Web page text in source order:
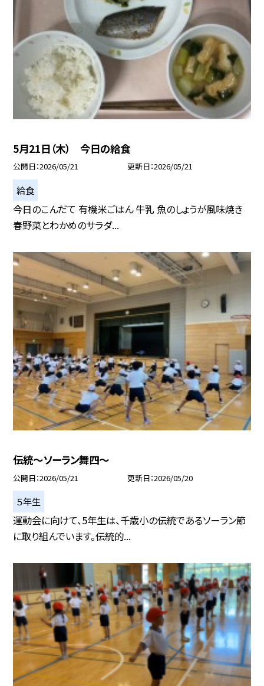
5月21日（木） 今日の給食
公開日 2026/05/21 更新日 2026/05/21
給食
今日のこんだて 有機米ごはん 牛乳 魚のしょうが風味焼き
春野菜とわかめのサラダ...
伝統〜ソーラン舞四〜
公開日 2026/05/21 更新日 2026/05/20
５年生
運動会に向けて、5年生は、千歳小の伝統であるソーラン節
に取り組んでいます。伝統的...